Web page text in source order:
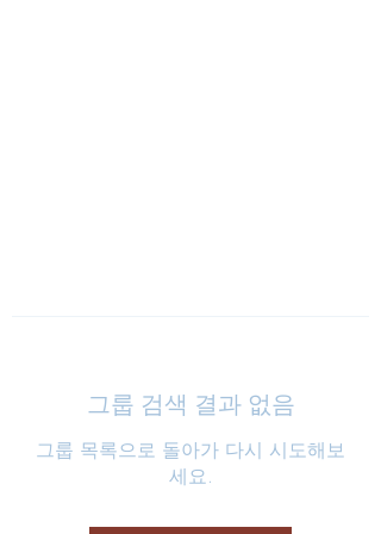
그룹 검색 결과 없음
그룹 목록으로 돌아가 다시 시도해보
세요.